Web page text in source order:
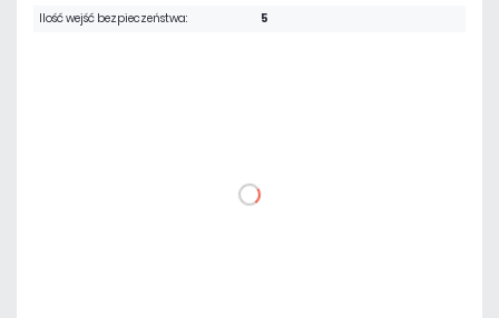
Ilość wejść bezpieczeństwa:
5
DO KOSZYKA